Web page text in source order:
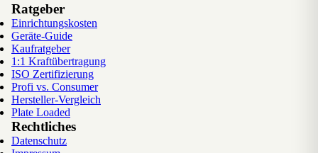
Ratgeber
Einrichtungskosten
Geräte-Guide
Kaufratgeber
1:1 Kraftübertragung
ISO Zertifizierung
Profi vs. Consumer
Hersteller-Vergleich
Plate Loaded
Rechtliches
Datenschutz